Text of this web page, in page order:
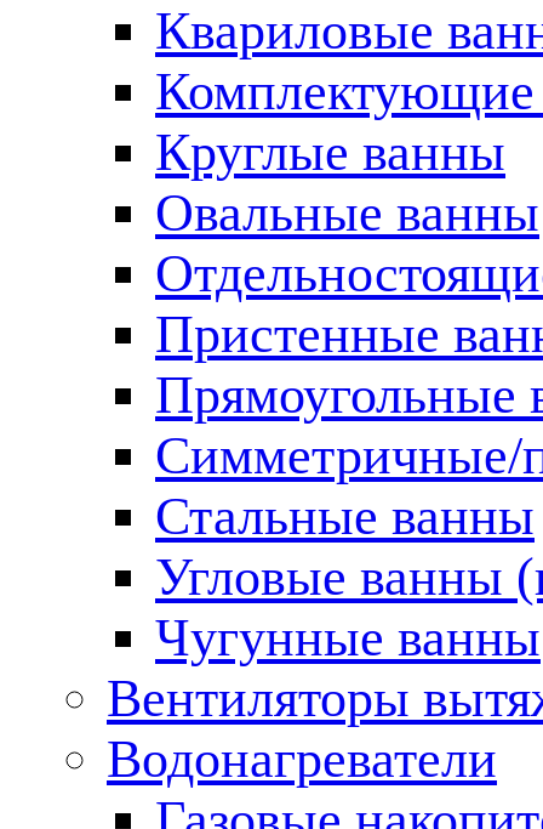
Квариловые
Комплектующие
Круглые ванны
Овальные ванны
Пристенные
Прямоугольные
Симметричные/
Стальные ванны
Угловые ванны
Чугунные ванны
Вентиляторы
Водонагреватели